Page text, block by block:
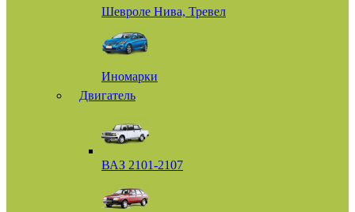
Шевроле Нива, Тревел
Иномарки
Двигатель
ВАЗ 2101-2107